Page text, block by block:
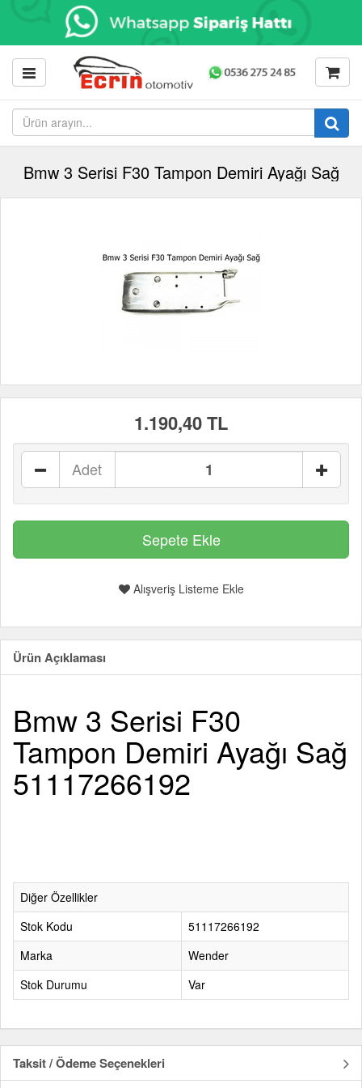
Bmw 3 Serisi F30 Tampon Demiri Ayağı Sağ
1.190,40 TL
Adet
Alışveriş Listeme Ekle
Ürün Açıklaması
Bmw 3 Serisi F30
Tampon Demiri Ayağı Sağ
51117266192
Diğer Özellikler
Stok Kodu
51117266192
Marka
Wender
Stok Durumu
Var
Taksit / Ödeme Seçenekleri